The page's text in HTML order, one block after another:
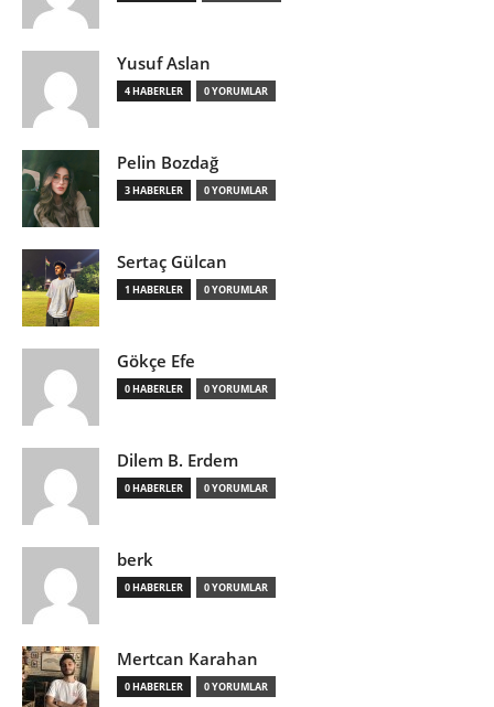
Yusuf Aslan
4 HABERLER 0 YORUMLAR
Pelin Bozdağ
3 HABERLER 0 YORUMLAR
Sertaç Gülcan
1 HABERLER 0 YORUMLAR
Gökçe Efe
0 HABERLER 0 YORUMLAR
Dilem B. Erdem
0 HABERLER 0 YORUMLAR
berk
0 HABERLER 0 YORUMLAR
Mertcan Karahan
0 HABERLER 0 YORUMLAR